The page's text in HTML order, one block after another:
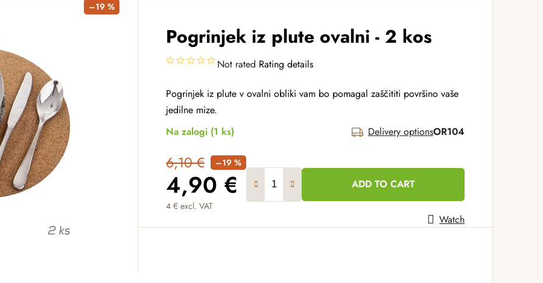
Pogrinjek iz plute ovalni - 2 kos
Not rated Rating details
Pogrinjek iz plute v ovalni obliki vam bo pomagal zaščititi površino vaše
jedilne mize.
Na zalogi (1 ks) Delivery optionsOR104
6,10 € –19 %
4,90 €
4 € excl. VAT
Measure price:
ADD TO CART
Watch
–19 %